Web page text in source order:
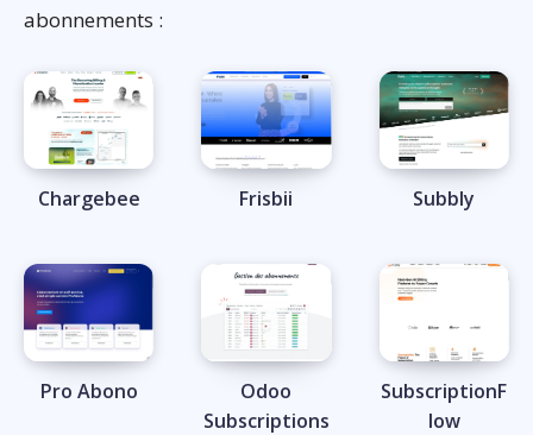
abonnements :
Chargebee Frisbii Subbly
Pro Abono
Odoo
Subscriptions
SubscriptionF
low